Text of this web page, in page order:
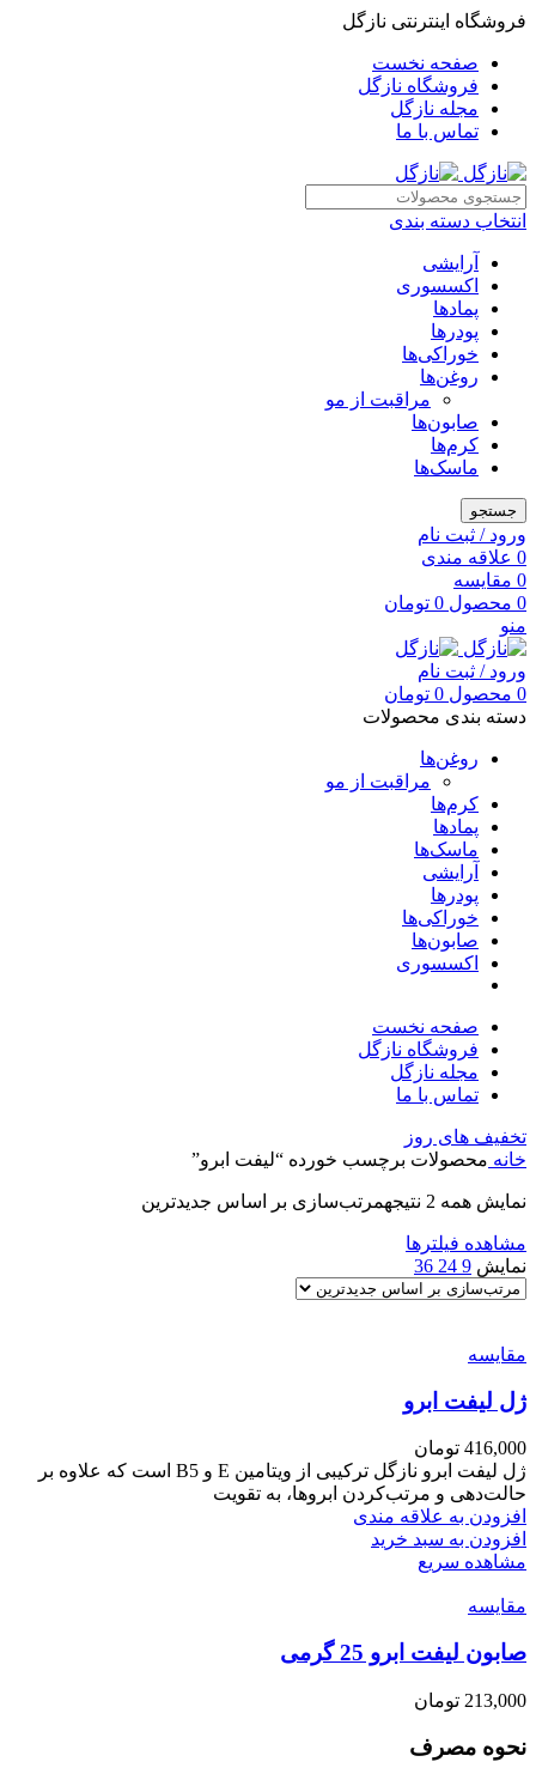
فروشگاه اینترنتی نازگل
صفحه نخست
فروشگاه نازگل
مجله نازگل
تماس با ما
انتخاب دسته بندی
آرایشی
اکسسوری
پمادها
پودرها
خوراکی‌ها
روغن‌ها
مراقبت از مو
صابون‌ها
کرم‌ها
ماسک‌ها
جستجو
ورود / ثبت نام
0 علاقه مندی
0 مقایسه
0 محصول 0 تومان
منو
ورود / ثبت نام
0 محصول 0 تومان
دسته بندی محصولات
روغن‌ها
مراقبت از مو
کرم‌ها
پمادها
ماسک‌ها
آرایشی
پودرها
خوراکی‌ها
صابون‌ها
اکسسوری
صفحه نخست
فروشگاه نازگل
مجله نازگل
تماس با ما
تخفیف های روز
خانه محصولات برچسب خورده “لیفت ابرو”
نمایش همه 2 نتیجه مرتب‌سازی بر اساس جدیدترین
مشاهده فیلترها
نمایش 9
24
36
مقایسه
ژل لیفت ابرو
416,000 تومان
ژل لیفت ابرو نازگل ترکیبی از ویتامین E و B5 است که علاوه بر
حالت‌دهی و مرتب‌کردن ابروها، به تقویت
افزودن به علاقه مندی
افزودن به سبد خرید
مشاهده سریع
مقایسه
صابون لیفت ابرو 25 گرمی
213,000 تومان
نحوه مصرف